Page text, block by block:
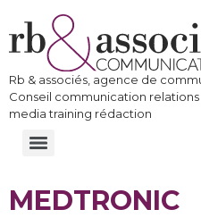
Rb & associés, agence de
Conseil communication
media training rédaction
MEDTRONIC